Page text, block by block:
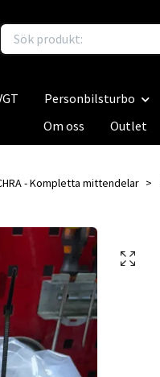
Personbilsturbo
Om oss
Outlet
- Kompletta mittendelar